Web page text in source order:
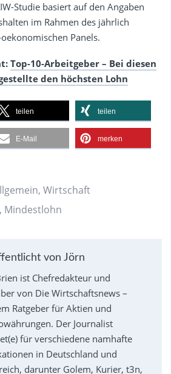
Studie basiert auf den Angaben
im Rahmen des jährlich
Panels.
Top-10-Arbeitgeber – Bei diesen
den höchsten Lohn
teilen teilen
E-Mail merken
, Wirtschaft
, Mindestlohn
von Jörn
ist Chefredakteur und
von Die Wirtschaftsnews –
Ratgeber für Aktien und
Der Journalist
für verschiedene namhafte
in Deutschland und
darunter Golem, Kurier, t3n,